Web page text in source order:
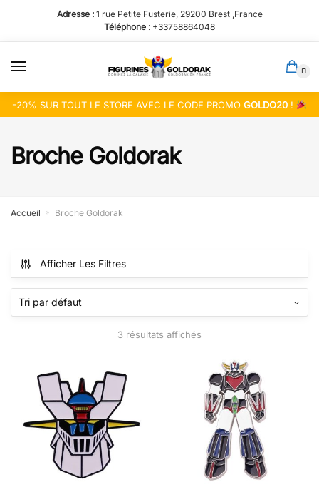
la
navigation
contenu
Adresse : 1 rue Petite Fusterie, 29200 Brest ,France
Téléphone : +33758864048
0
-20% SUR TOUT LE STORE AVEC LE CODE PROMOGOLDO20 !
Broche Goldorak
Accueil » Broche Goldorak
Afficher Les Filtres
3 résultats affichés